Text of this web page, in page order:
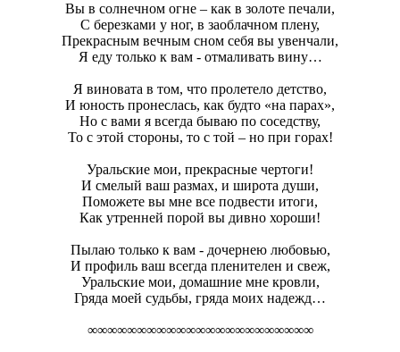
Вы в солнечном огне – как в золоте печали,
С березками у ног, в заоблачном плену,
Прекрасным вечным сном себя вы увенчали,
Я еду только к вам - отмаливать вину…
Я виновата в том, что пролетело детство,
И юность пронеслась, как будто «на парах»,
Но с вами я всегда бываю по соседству,
То с этой стороны, то с той – но при горах!
Уральские мои, прекрасные чертоги!
И смелый ваш размах, и широта души,
Поможете вы мне все подвести итоги,
Как утренней порой вы дивно хороши!
Пылаю только к вам - дочернею любовью,
И профиль ваш всегда пленителен и свеж,
Уральские мои, домашние мне кровли,
Гряда моей судьбы, гряда моих надежд…
∞∞∞∞∞∞∞∞∞∞∞∞∞∞∞∞∞∞∞∞∞∞∞